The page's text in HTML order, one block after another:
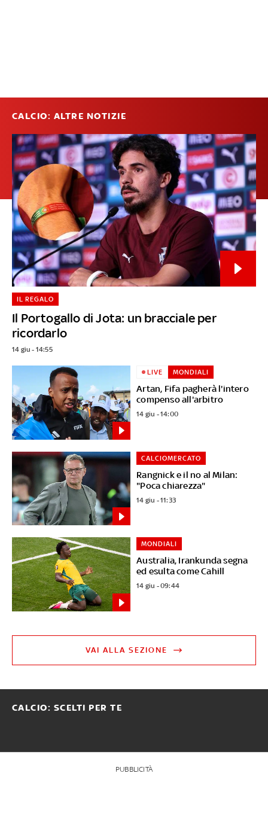
CALCIO: ALTRE NOTIZIE
Il Portogallo di Jota: un bracciale per
ricordarlo
IL REGALO
14 giu - 14:55
Artan, Fifa pagherà l'intero
compenso all'arbitro
LIVE MONDIALI
14 giu - 14:00
Rangnick e il no al Milan:
"Poca chiarezza"
CALCIOMERCATO
14 giu - 11:33
Australia, Irankunda segna
ed esulta come Cahill
MONDIALI
14 giu - 09:44
VAI ALLA SEZIONE
CALCIO: SCELTI PER TE
PUBBLICITÀ